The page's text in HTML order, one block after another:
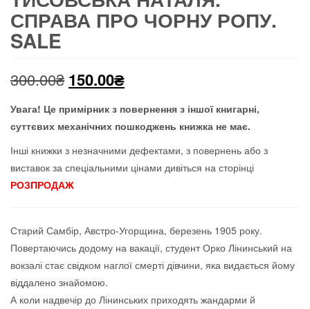
СПРАВА ПРО ЧОРНУ РОПУ.
SALE
300.00₴ Оригінальна
ціна:
300.00₴.
150.00₴Поточна
ціна:
150.00₴.
Увага! Це примірник з повернення з іншої книгарні,
суттєвих механічних пошкоджень книжка не має.
Інші книжки з незначними дефектами, з повернень або з
виставок за спеціальними цінами дивіться на сторінці
РОЗПРОДАЖ
Старий Самбір, Австро-Угорщина, березень 1905 року.
Повертаючись додому на вакації, студент Орко Лінинський на
вокзалі стає свідком наглої смерті дівчини, яка видається йому
віддалено знайомою.
А коли надвечір до Лінинських приходять жандарми й